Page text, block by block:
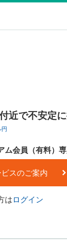
近で不安定
会員（有料）専
スのご案内
は ログイン